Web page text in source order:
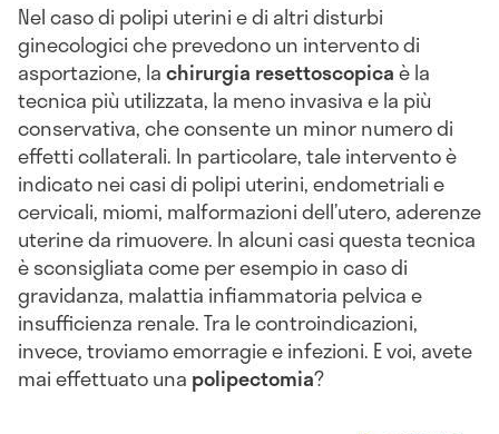
Nel caso di polipi uterini e di altri disturbi
ginecologici che prevedono un intervento di
asportazione, lachirurgia resettoscopicaè la
tecnica più utilizzata, la meno invasiva e la più
conservativa, che consente un minor numero di
effetti collaterali. In particolare, tale intervento è
indicato nei casi di polipi uterini, endometriali e
cervicali, miomi, malformazioni dell’utero, aderenze
uterine da rimuovere. In alcuni casi questa tecnica
è sconsigliata come per esempio in caso di
gravidanza, malattia infiammatoria pelvica e
insufficienza renale. Tra le controindicazioni,
invece, troviamo emorragie e infezioni. E voi, avete
mai effettuato una polipectomia?